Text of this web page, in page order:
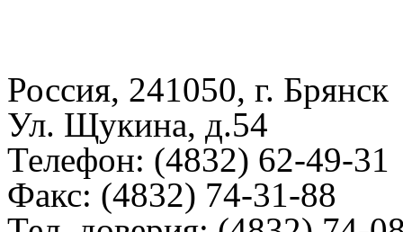
Россия, 241050, г. Брянск
Ул. Щукина, д.54
Телефон: (4832) 62-49-31
Факс: (4832) 74-31-88